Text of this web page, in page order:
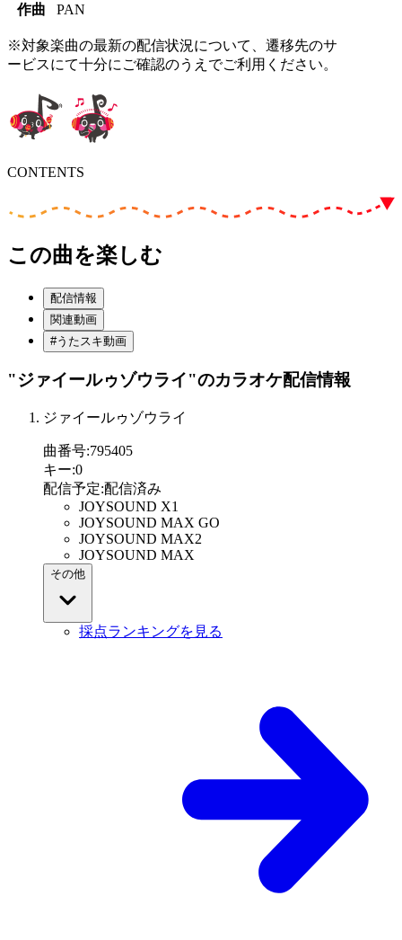
作曲
PAN
※対象楽曲の最新の配信状況について、遷移先のサ
ービスにて十分にご確認のうえでご利用ください。
CONTENTS
この曲を楽しむ
配信情報
関連動画
#うたスキ動画
"ジァイールゥゾウライ"のカラオケ配信情報
ジァイールゥゾウライ
曲番号:795405
キー:0
配信予定:配信済み
JOYSOUND X1
JOYSOUND MAX GO
JOYSOUND MAX2
JOYSOUND MAX
その他
採点ランキングを見る